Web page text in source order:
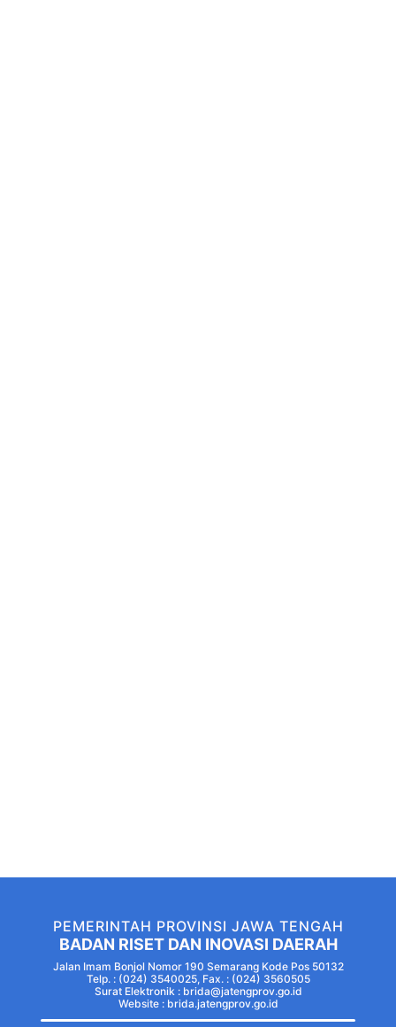
PEMERINTAH PROVINSI JAWA TENGAH
BADAN RISET DAN INOVASI DAERAH
Jalan Imam Bonjol Nomor 190 Semarang Kode Pos 50132
Telp. : (024) 3540025, Fax. : (024) 3560505
Surat Elektronik : brida@jatengprov.go.id
Website : brida.jatengprov.go.id